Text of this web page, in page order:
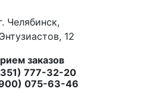
Челябинск,
12
заказов
777-32-20
075-63-46